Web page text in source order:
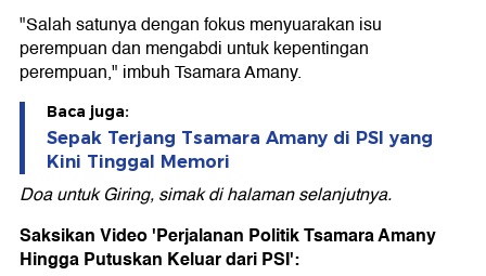
"Salah satunya dengan fokus menyuarakan isu
perempuan dan mengabdi untuk kepentingan
perempuan," imbuh Tsamara Amany.
Baca juga:
Sepak Terjang Tsamara Amany di PSI yang
Kini Tinggal Memori
Doa untuk Giring, simak di halaman selanjutnya.
Saksikan Video 'Perjalanan Politik Tsamara Amany
Hingga Putuskan Keluar dari PSI':